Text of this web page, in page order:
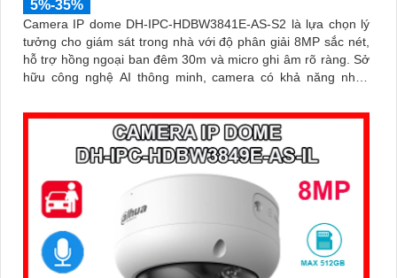
5%-35%
Camera IP dome DH-IPC-HDBW3841E-AS-S2 là lựa chọn lý
tưởng cho giám sát trong nhà với độ phân giải 8MP sắc nét,
hỗ trợ hồng ngoại ban đêm 30m và micro ghi âm rõ ràng. Sở
hữu công nghệ AI thông minh, camera có khả năng nhận
tăng độ chính xác trong cảnh báo an ninh